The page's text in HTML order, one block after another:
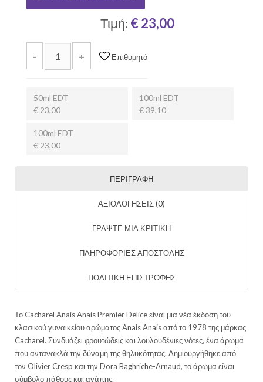
Τιμή: € 23,00
- + Επιθυμητό
50ml EDT
€ 23,00
100ml EDT
€ 39,10
100ml EDT
€ 23,00
ΠΕΡΙΓΡΑΦΉ
ΑΞΙΟΛΟΓΉΣΕΙΣ (0)
ΓΡΑΨΤΕ ΜΙΑ ΚΡΙΤΙΚΗ
ΠΛΗΡΟΦΟΡΙΕΣ ΑΠΟΣΤΟΛΗΣ
ΠΟΛΙΤΙΚΗ ΕΠΙΣΤΡΟΦΗΣ
Το Cacharel Anais Anais Premier Delice είναι μια νέα έκδοση του
κλασικού γυναικείου αρώματος Anais Anais από το 1978 της μάρκας
Cacharel. Συνδυάζει φρουτώδεις και λουλουδένιες νότες, ένα άρωμα
που αντανακλά την δύναμη της θηλυκότητας. Δημιουργήθηκε από
τον Olivier Cresp και την Dora Baghriche-Arnaud, το άρωμα είναι
σύμβολο πάθους και αγάπης.